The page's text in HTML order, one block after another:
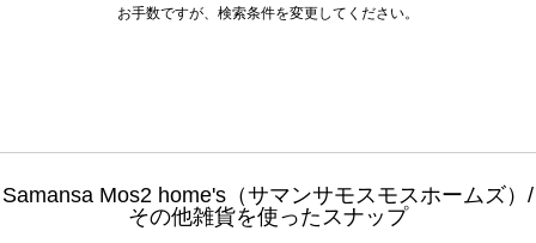
お手数ですが、検索条件を変更してください。
Samansa Mos2 home's（サマンサモスモスホームズ）/
その他雑貨を使ったスナップ